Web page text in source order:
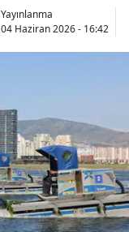
Yayınlanma
04 Haziran 2026 - 16:42